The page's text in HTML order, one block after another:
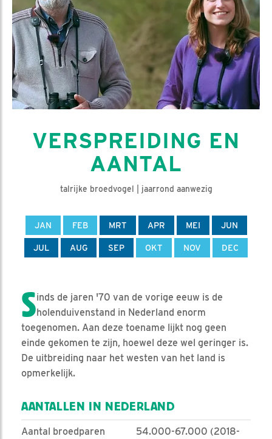
VERSPREIDING EN
AANTAL
talrijke broedvogel | jaarrond aanwezig
JAN FEB MRT APR MEI JUN
JUL AUG SEP OKT NOV DEC
Sinds de jaren '70 van de vorige eeuw is de
holenduivenstand in Nederland enorm
toegenomen. Aan deze toename lijkt nog geen
einde gekomen te zijn, hoewel deze wel geringer is.
De uitbreiding naar het westen van het land is
opmerkelijk.
AANTALLEN IN NEDERLAND
Aantal broedparen
54.000-67.000 (2018-